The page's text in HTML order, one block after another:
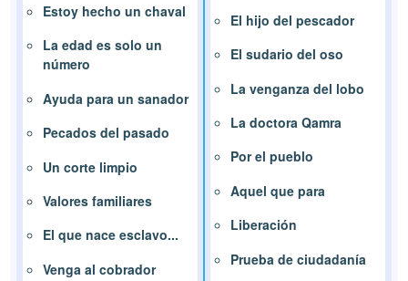
Estoy hecho un chaval
La edad es solo un
número
Ayuda para un sanador
Pecados del pasado
Un corte limpio
Valores familiares
El que nace esclavo...
Venga al cobrador
El hijo del pescador
El sudario del oso
La venganza del lobo
La doctora Qamra
Por el pueblo
Aquel que para
Liberación
Prueba de ciudadanía